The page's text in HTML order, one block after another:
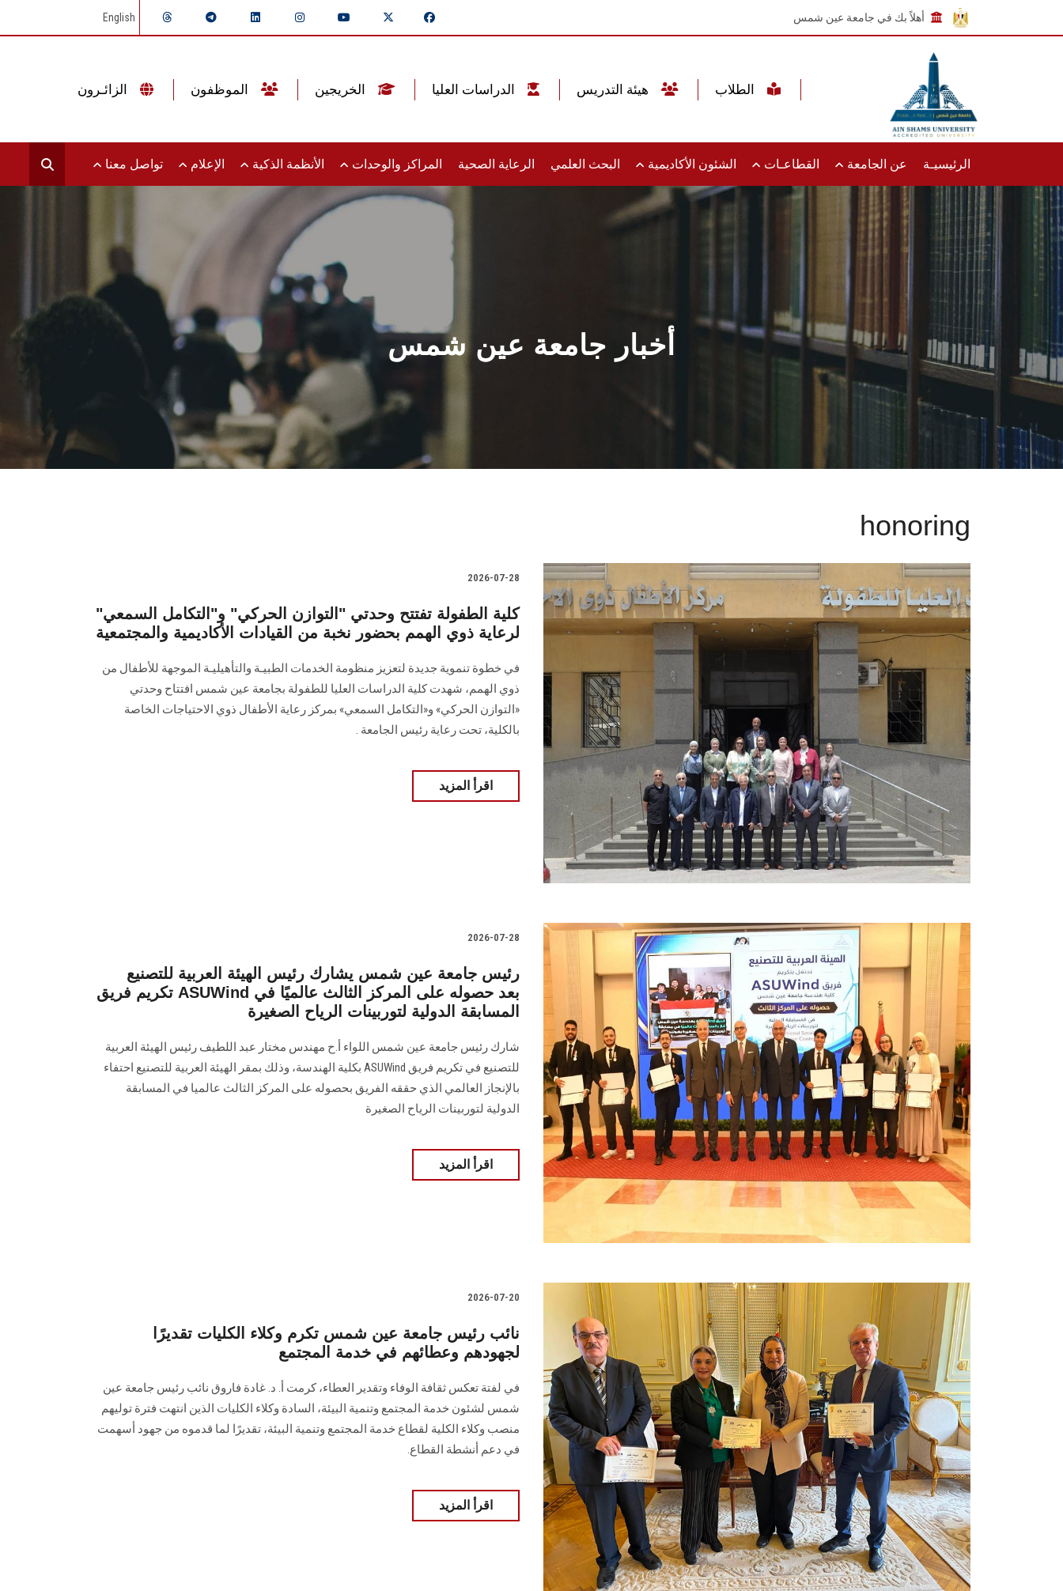
أهلاً بك في جامعة عين شمس English
الرئيسيـة عن الجامعة القطاعـات الشئون الأكاديمية البحث العلمي الرعاية الصحية المراكز والوحدات الأنظمة الذكية الإعلام تواصل معنا
أخبار جامعة عين شمس
honoring
2026-07-28
كلية الطفولة تفتتح وحدتي "التوازن الحركي" و"التكامل السمعي"
لرعاية ذوي الهمم بحضور نخبة من القيادات الأكاديمية والمجتمعية
في خطوة تنموية جديدة لتعزيز منظومة الخدمات الطبيـة والتأهيليـة الموجهة للأطفال من
ذوي الهمم، شهدت كلية الدراسات العليا للطفولة بجامعة عين شمس افتتاح وحدتي
«التوازن الحركي» و«التكامل السمعي» بمركز رعاية الأطفال ذوي الاحتياجات الخاصة
بالكلية، تحت رعاية رئيس الجامعة .
اقرأ المزيد
2026-07-28
رئيس جامعة عين شمس يشارك رئيس الهيئة العربية للتصنيع
تكريم فريق ASUWind بعد حصوله على المركز الثالث عالميًا في
المسابقة الدولية لتوربينات الرياح الصغيرة
شارك رئيس جامعة عين شمس اللواء أ.ح مهندس مختار عبد اللطيف رئيس الهيئة العربية
للتصنيع في تكريم فريق ASUWind بكلية الهندسة، وذلك بمقر الهيئة العربية للتصنيع احتفاء
بالإنجاز العالمي الذي حققه الفريق بحصوله على المركز الثالث عالميا في المسابقة
الدولية لتوربينات الرياح الصغيرة
اقرأ المزيد
2026-07-20
نائب رئيس جامعة عين شمس تكرم وكلاء الكليات تقديرًا
لجهودهم وعطائهم في خدمة المجتمع
في لفتة تعكس ثقافة الوفاء وتقدير العطاء، كرمت أ. د. غادة فاروق نائب رئيس جامعة عين
شمس لشئون خدمة المجتمع وتنمية البيئة، السادة وكلاء الكليات الذين انتهت فترة توليهم
منصب وكلاء الكلية لقطاع خدمة المجتمع وتنمية البيئة، تقديرًا لما قدموه من جهود أسهمت
في دعم أنشطة القطاع.
اقرأ المزيد